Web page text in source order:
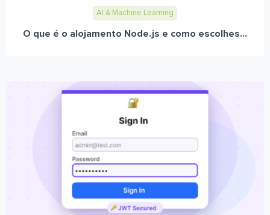
AI & Machine Learning
O que é o alojamento Node.js e como escolhes...